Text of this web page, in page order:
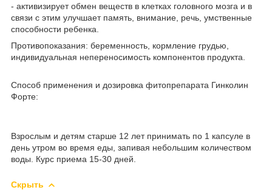
- активизирует обмен веществ в клетках головного мозга и в
связи с этим улучшает память, внимание, речь, умственные
способности ребенка.
Противопоказания: беременность, кормление грудью,
индивидуальная непереносимость компонентов продукта.
Способ применения и дозировка фитопрепарата Гинколин
Форте:
Взрослым и детям старше 12 лет принимать по 1 капсуле в
день утром во время еды, запивая небольшим количеством
воды. Курс приема 15-30 дней.
Скрыть